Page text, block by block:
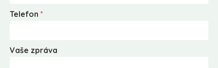
Telefon *
Vaše zpráva